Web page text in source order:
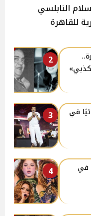
النابلسي
للقاهرة
2
3
في
4
في